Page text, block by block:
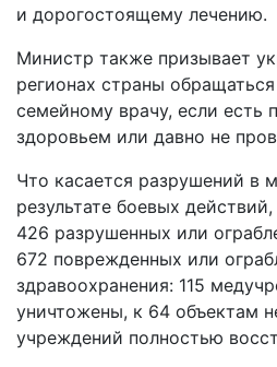
и дорогостоящему лечению.
Министр также призывает
регионах страны
семейному врачу, если есть
здоровьем или давно не
Что касается разрушений в
результате боевых
426 разрушенных или
672 поврежденных или
здравоохранения: 115
уничтожены, к 64 объектам
учреждений полностью